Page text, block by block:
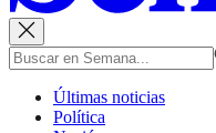
Últimas noticias
Política